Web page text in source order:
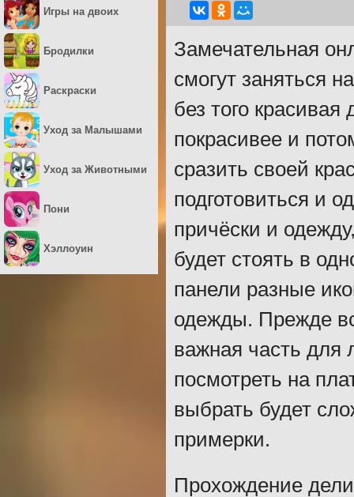
Замечательная
смогут заняться
без того красивая
покрасивее и
сразить своей
подготовиться и
причёски и
будет стоять в
панели разные
одежды. Прежде
важная часть
посмотреть на
выбрать будет
примерки.
Прохождение
Игры на двоих
Бродилки
Раскраски
Уход за Малышами
Уход за Животными
Пони
Хэллоуин